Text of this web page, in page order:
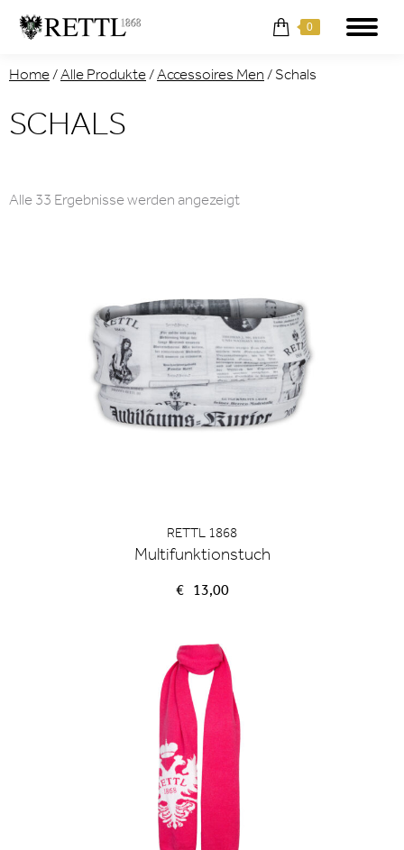
0
Home/Alle Produkte/Accessoires Men / Schals
SCHALS
Alle 33 Ergebnisse werden angezeigtNach
RETTL 1868
Multifunktionstuch
€ 13,00